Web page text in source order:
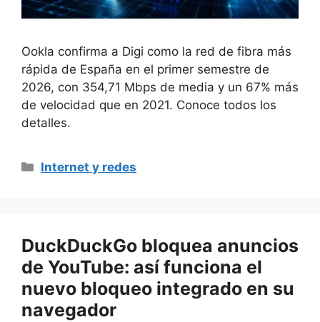
Ookla confirma a Digi como la red de fibra más
rápida de España en el primer semestre de
2026, con 354,71 Mbps de media y un 67% más
de velocidad que en 2021. Conoce todos los
detalles.
Categorías
Internet y redes
DuckDuckGo bloquea anuncios
de YouTube: así funciona el
nuevo bloqueo integrado en su
navegador